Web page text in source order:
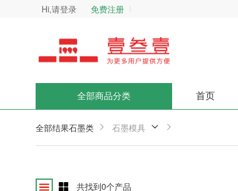
Hi,请登录 免费注册
全部商品分类 首页
全部结果石墨类 石墨模具
共找到0个产品